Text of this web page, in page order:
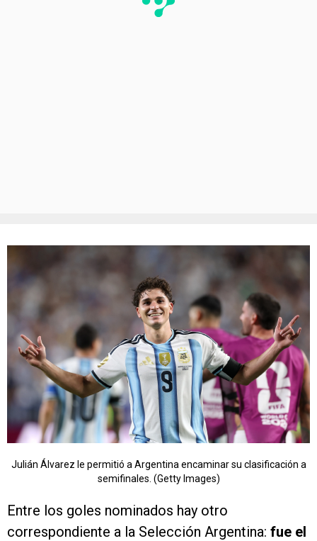
Julián Álvarez le permitió a Argentina encaminar su clasificación a
semifinales. (Getty Images)
Entre los goles nominados hay otro
correspondiente a la Selección Argentina: fue el